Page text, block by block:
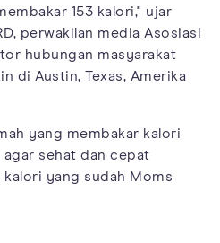
153 kalori," ujar
perwakilan media Asosiasi
hubungan masyarakat
di Austin, Texas, Amerika
yang membakar kalori
sehat dan cepat
kalori yang sudah Moms